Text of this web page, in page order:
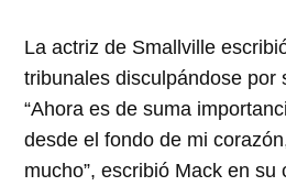
La actriz de Smallville
tribunales disculpándose por
“Ahora es de suma
desde el fondo de mi
mucho”, escribió Mack en su